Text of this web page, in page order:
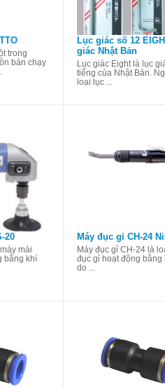
trong
bán chạy
Lục giác số 12
giác Nhật Bản
Lục giác Eight là lục
tiếng của Nhật Bản.
loại lục ...
20
mài
bằng khí
Máy đục gỉ CH-24
Máy đục gỉ CH-24 là
đục gỉ hoạt động bằng
do ...